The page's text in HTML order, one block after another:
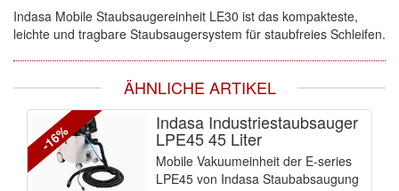
Indasa Mobile Staubsaugereinheit LE30 ist das kompakteste,
leichte und tragbare Staubsaugersystem für staubfreies Schleifen.
ÄHNLICHE ARTIKEL
Indasa Industriestaubsauger
LPE45 45 Liter
Mobile Vakuumeinheit der E-series
LPE45 von Indasa Staubabsaugung
-16%